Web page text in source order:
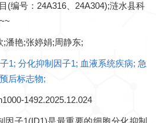
(编号：24A316、24A304);涟水县科
;潘艳;张婷娟;周静东;
1; 分化抑制因子1; 血液系统疾病; 急
后标志物;
1492.2025.12.024
因子1(ID1)是最重要的细胞分化抑制